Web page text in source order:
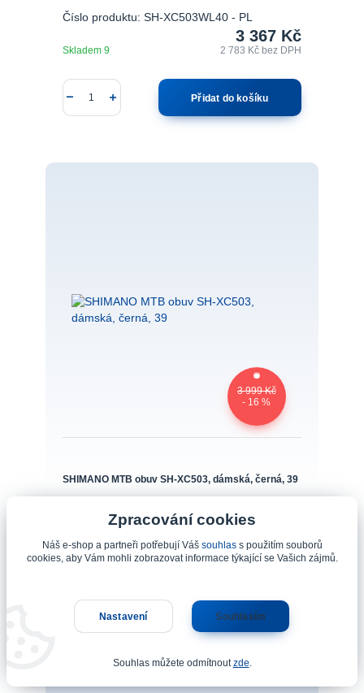
Číslo produktu: SH-XC503WL40 - PL
3 367 Kč
2 783 Kčbez DPH
Skladem 9
Přidat do košíku
3 999 Kč
- 16 %
SHIMANO MTB obuv SH-XC503, dámská, černá, 39
Číslo produktu: SH-XC503WL39 - PL
3 367 Kč
2 783 Kč bez DPH
Skladem 5
Přidat do košíku
Zpracování cookies
Náš e-shop a partneři potřebují Váš souhlass použitím souborů
cookies, aby Vám mohli zobrazovat informace týkající se Vašich zájmů.
Nastavení Souhlasím
Souhlas můžete odmítnoutzde